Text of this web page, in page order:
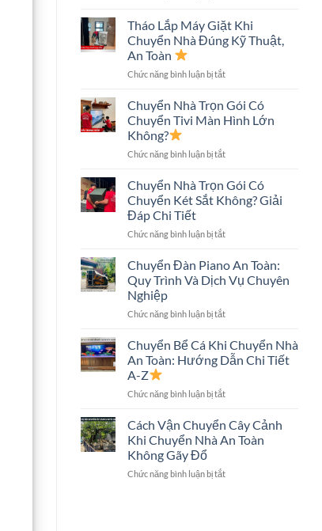
Trình
Những
Cần
Tủ
Lạnh
Khi
Nhà
Toàn:
Điều
Biết
Tháo Lắp Máy Giặt Khi
Chuyển Nhà Đúng Kỹ Thuật,
An Toàn
Chức năng bình luận bị tắtở
Lắp
Máy
Giặt
Chuyển
Đúng
Thuật,
Toàn
Chuyển Nhà Trọn Gói Có
Chuyển Tivi Màn Hình Lớn
Không?
Chức năng bình luận bị tắtở
Nhà
Trọn
Gói
Chuyển
Màn
Lớn
Chuyển Nhà Trọn Gói Có
Chuyển Két Sắt Không? Giải
Đáp Chi Tiết
Chức năng bình luận bị tắtở
Nhà
Trọn
Gói
Chuyển
Sắt
Không?
Giải
Chi
Chuyển Đàn Piano An Toàn:
Quy Trình Và Dịch Vụ Chuyên
Nghiệp
Chức năng bình luận bị tắtở
Đàn
Piano
An
Quy
Và
Vụ
Nghiệp
Chuyển Bể Cá Khi Chuyển Nhà
An Toàn: Hướng Dẫn Chi Tiết
A-Z
Chức năng bình luận bị tắtở
Bể
Cá
Khi
Nhà
Cách Vận Chuyển Cây Cảnh
Khi Chuyển Nhà An Toàn
Không Gãy Đổ
Chức năng bình luận bị tắtở